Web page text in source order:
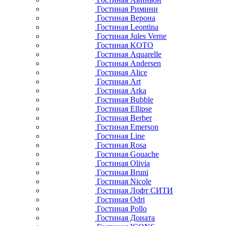
Гостиная Римини
Гостиная Верона
Гостиная Leontina
Гостиная Jules Verne
Гостиная KOTO
Гостиная Aquarelle
Гостиная Andersen
Гостиная Alice
Гостиная Art
Гостиная Arka
Гостиная Bubble
Гостиная Ellipse
Гостиная Berber
Гостиная Emerson
Гостиная Line
Гостиная Rosa
Гостиная Gouache
Гостиная Olivia
Гостиная Bruni
Гостиная Nicole
Гостиная Лофт СИТИ
Гостиная Odri
Гостиная Pollo
Гостиная Доната